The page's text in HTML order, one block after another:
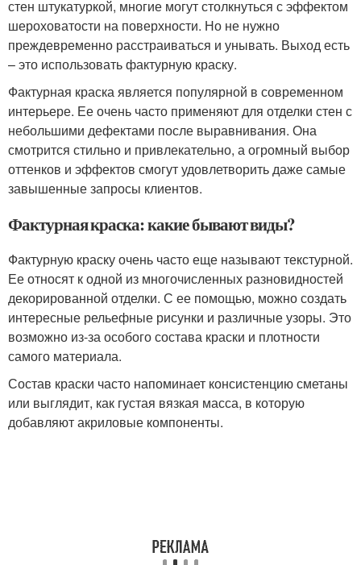
стен штукатуркой, многие могут столкнуться с эффектом
шероховатости на поверхности. Но не нужно
преждевременно расстраиваться и унывать. Выход есть
– это использовать фактурную краску.
Фактурная краска является популярной в современном
интерьере. Ее очень часто применяют для отделки стен с
небольшими дефектами после выравнивания. Она
смотрится стильно и привлекательно, а огромный выбор
оттенков и эффектов смогут удовлетворить даже самые
завышенные запросы клиентов.
Фактурная краска: какие бывают виды?
Фактурную краску очень часто еще называют текстурной.
Ее относят к одной из многочисленных разновидностей
декорированной отделки. С ее помощью, можно создать
интересные рельефные рисунки и различные узоры. Это
возможно из-за особого состава краски и плотности
самого материала.
Состав краски часто напоминает консистенцию сметаны
или выглядит, как густая вязкая масса, в которую
добавляют акриловые компоненты.